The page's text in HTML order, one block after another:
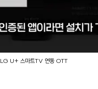
LG U+ 스마트TV 연동 OTT